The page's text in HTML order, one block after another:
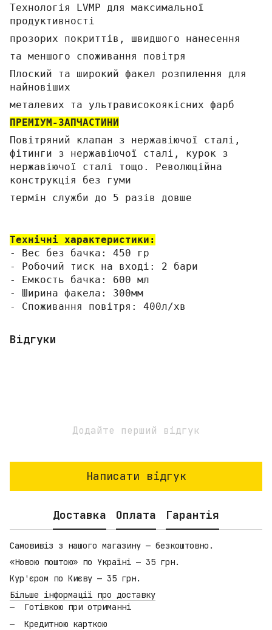
Технологія LVMP для максимальної
продуктивності
прозорих покриттів, швидшого нанесення
та меншого споживання повітря
Плоский та широкий факел розпилення для
найновіших
металевих та ультрависокоякісних фарб
ПРЕМІУМ-ЗАПЧАСТИНИ
Повітряний клапан з нержавіючої сталі,
фітинги з нержавіючої сталі, курок з
нержавіючої сталі тощо. Революційна
конструкція без гуми
термін служби до 5 разів довше
Технічні характеристики:
- Вес без бачка: 450 гр
- Робочий тиск на вході: 2 бари
- Емкость бачка: 600 мл
- Ширина факела: 300мм
- Споживання повітря: 400л/хв
Відгуки
Додайте перший відгук
Написати відгук
Доставка Оплата Гарантія
Самовивіз з нашого магазину — безкоштовно.
«Новою поштою» по Україні — 35 грн.
Кур'єром по Києву — 35 грн.
Більше інформації про доставку
Готівкою при отриманні
Кредитною карткою